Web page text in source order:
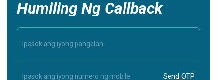
Humiling Ng Callback